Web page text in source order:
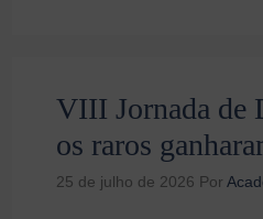
VIII Jornada de
os raros
25 de julho de 2026 Por